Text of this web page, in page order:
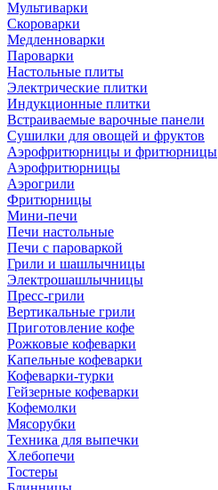
Мультиварки
Скороварки
Медленноварки
Пароварки
Настольные плиты
Электрические плитки
Индукционные плитки
Встраиваемые варочные панели
Сушилки для овощей и фруктов
Аэрофритюрницы и фритюрницы
Аэрофритюрницы
Аэрогрили
Фритюрницы
Мини-печи
Печи настольные
Печи с пароваркой
Грили и шашлычницы
Электрошашлычницы
Пресс-грили
Вертикальные грили
Приготовление кофе
Рожковые кофеварки
Капельные кофеварки
Кофеварки-турки
Гейзерные кофеварки
Кофемолки
Мясорубки
Техника для выпечки
Хлебопечи
Тостеры